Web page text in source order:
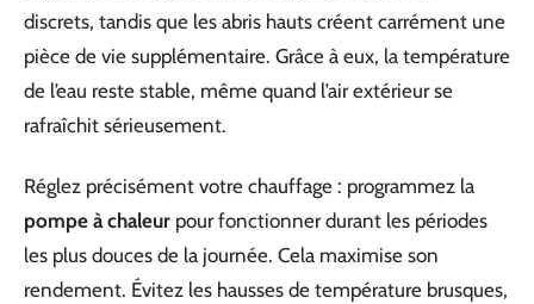
discrets, tandis que les abris hauts créent carrément une
pièce de vie supplémentaire. Grâce à eux, la température
de l’eau reste stable, même quand l’air extérieur se
rafraîchit sérieusement.
Réglez précisément votre chauffage : programmez la
pompe à chaleur pour fonctionner durant les périodes
les plus douces de la journée. Cela maximise son
rendement. Évitez les hausses de température brusques,